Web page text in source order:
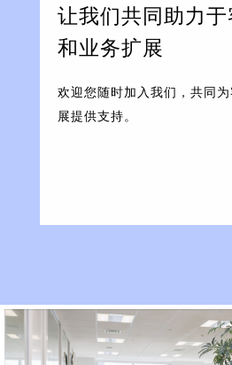
让我们共同助力
和业务扩展
欢迎您随时加入我们，共同
展提供支持。